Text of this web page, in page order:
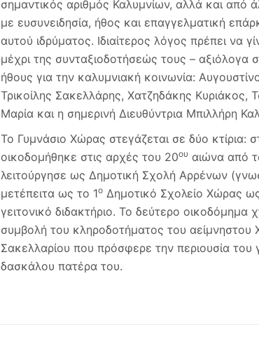
σημαντικός αριθμός Καλυμνίων, αλλά και από
με ευσυνειδησία, ήθος και επαγγελματική
αυτού ιδρύματος. Ιδιαίτερος λόγος πρέπει να
μέχρι της συνταξιοδοτήσεώς τους – αξιόλογα
ήθους για την καλυμνιακή κοινωνία:
Τρικοίλης Σακελλάρης, Χατζηδάκης Κυριάκος,
Μαρία και η σημερινή Διευθύντρια Μπιλλήρη
Το Γυμνάσιο Χώρας στεγάζεται σε δύο
οικοδομήθηκε στις αρχές του 20ου αιώνα από
λειτούργησε ως Δημοτική Σχολή Αρρένων
μετέπειτα ως το 1ο Δημοτικό Σχολείο Χώρας
γειτονικό διδακτήριο. Το δεύτερο
συμβολή του κληροδοτήματος του
Σακελλαρίου που πρόσφερε την περιουσία του
δασκάλου πατέρα του.